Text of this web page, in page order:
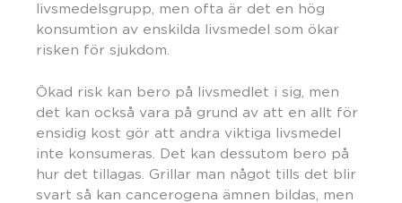
livsmedelsgrupp, men ofta är det en hög
konsumtion av enskilda livsmedel som ökar
risken för sjukdom.
Ökad risk kan bero på livsmedlet i sig, men
det kan också vara på grund av att en allt för
ensidig kost gör att andra viktiga livsmedel
inte konsumeras. Det kan dessutom bero på
hur det tillagas. Grillar man något tills det blir
svart så kan cancerogena ämnen bildas, men